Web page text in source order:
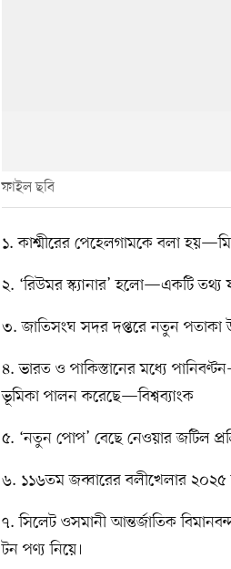
ফাইল ছবি
১. কাশ্মীরের পেহেলগামকে বলা
২. ‘রিউমর স্ক্যানার’ হলো—একটি তথ্য
৩. জাতিসংঘ সদর দপ্তরে নতুন পতাকা
৪. ভারত ও পাকিস্তানের মধ্যে
ভূমিকা পালন করেছে—বিশ্বব্যাংক
৫. ‘নতুন পোপ’ বেছে নেওয়ার জটিল
৬. ১১৬তম জব্বারের বলীখেলার ২০২৫
৭. সিলেট ওসমানী আন্তর্জাতিক
টন পণ্য নিয়ে।